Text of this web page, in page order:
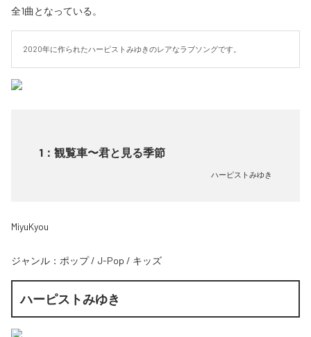
全1曲となっている。
2020年に作られたハーピストみゆきのレアなラブソングです。
1 ： 観覧車〜君と見る季節
ハーピストみゆき
MiyuKyou
ジャンル： ポップ/ J-Pop / キッズ
ハーピストみゆき